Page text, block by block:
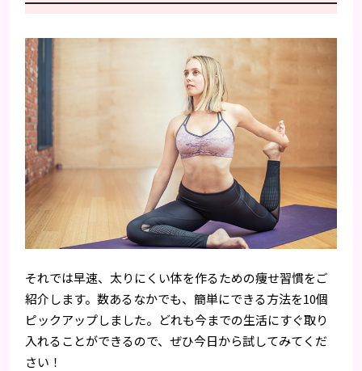
それでは早速、太りにくい体を作るための痩せ習慣をご
紹介します。数あるなかでも、簡単にできる方法を10個
ピックアップしました。どれも今までの生活にすぐ取り
入れることができるので、ぜひ今日から試してみてくだ
さい！